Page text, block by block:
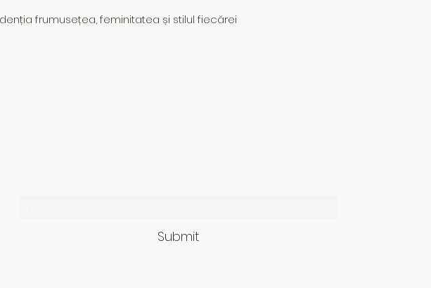
frumusețea, feminitatea și stilul fiecărei
Submit